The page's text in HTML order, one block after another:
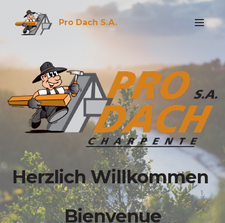
Pro Dach S.A.
Herzlich Willkommen
Bienvenue